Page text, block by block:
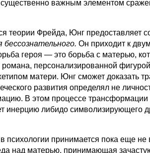
важным элементом
теории Фрейда, Юнг предоставляет
бессознательного. Он приходит к
героя — это борьба с матерью,
персонализированной фигурой
матери. Юнг сможет доказать
развития определял не
В этом процессе трансформации
инерцию либидо символизирующего
принимается пока еще не
над матерью, принимающая